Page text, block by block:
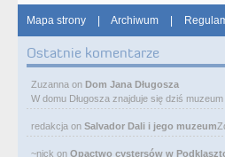
Mapa strony | Archiwum |
Ostatnie komentarze
Zuzanna on Dom Jana Długosza
W domu Długosza znajduje się dziś muzeum
redakcja on Salvador Dali i jego muzeum
~nick on Opactwo cystersów w